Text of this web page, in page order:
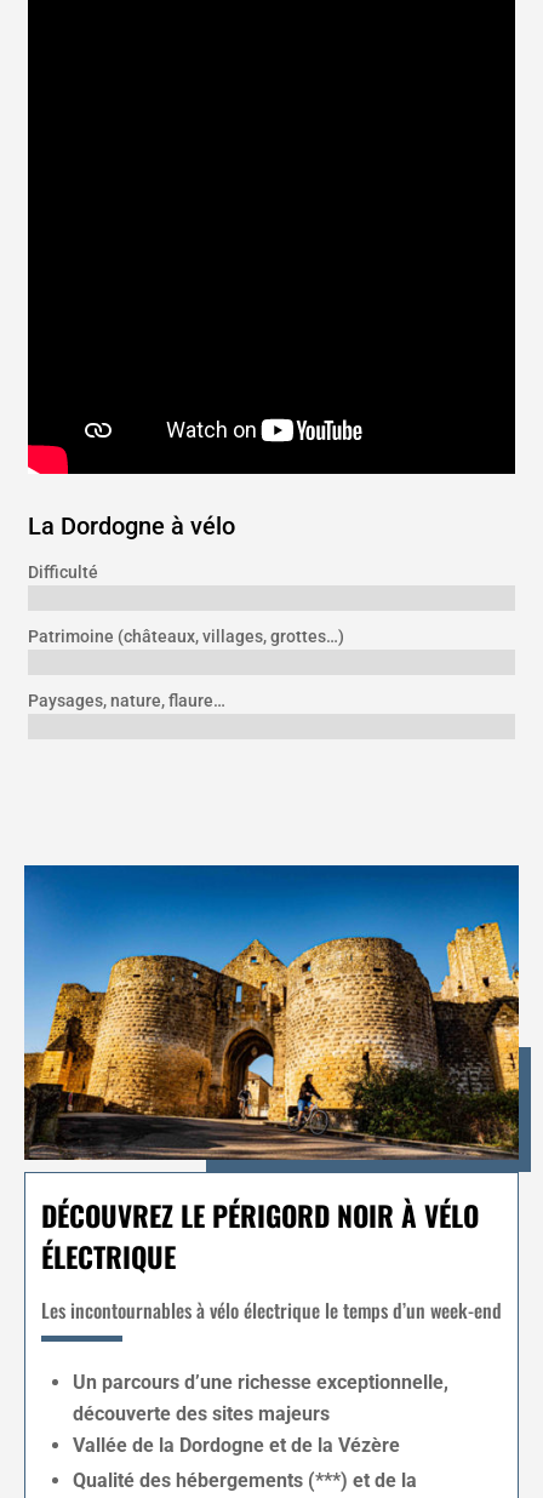
La Dordogne à vélo
Difficulté
Patrimoine (châteaux, villages, grottes…)
Paysages, nature, flaure…
DÉCOUVREZ LE PÉRIGORD NOIR À VÉLO
ÉLECTRIQUE
Les incontournables à vélo électrique le temps d’un week-end
Un parcours d’une richesse exceptionnelle,
découverte des sites majeurs
Vallée de la Dordogne et de la Vézère
Qualité des hébergements (***) et de la